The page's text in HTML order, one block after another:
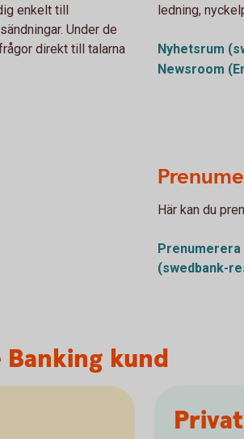
enkelt till
Under de
direkt till talarna
ledning,
Nyhetsrum
Newsroom
Här kan du
Prenumerera
(swedbank-
kund